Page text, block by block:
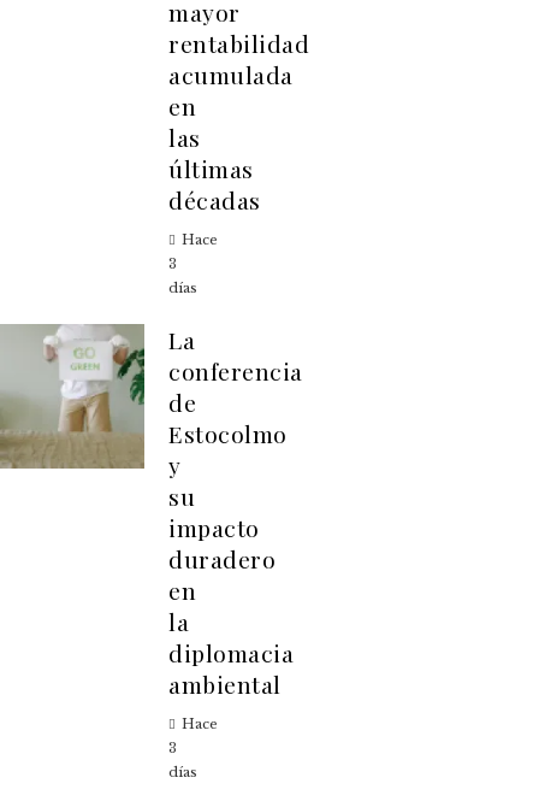
mayor
rentabilidad
acumulada
en
las
últimas
décadas
Hace
3
días
La
conferencia
de
Estocolmo
y
su
impacto
duradero
en
la
diplomacia
ambiental
Hace
3
días